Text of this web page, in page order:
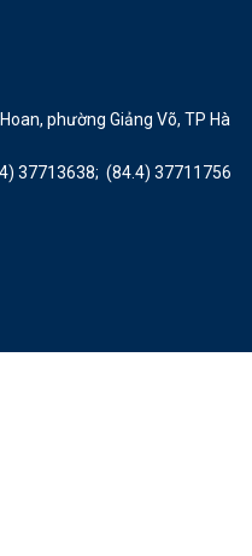
phường Giảng Võ, TP Hà
37713638; (84.4) 37711756